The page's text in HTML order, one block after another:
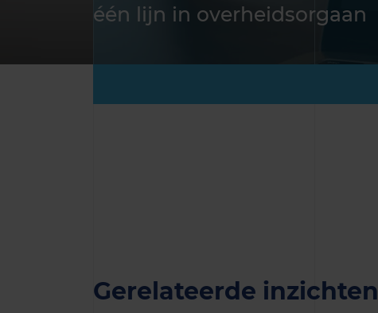
één lijn in overheidsorgaan
Gerelateerde inzichten